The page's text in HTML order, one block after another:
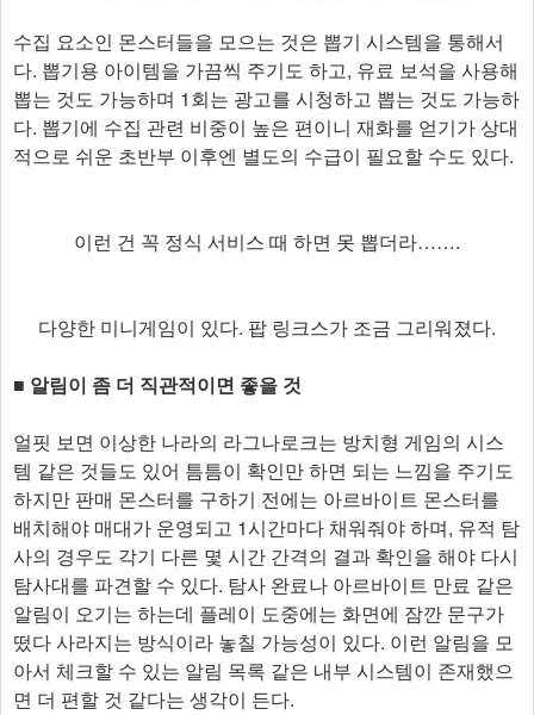
수집 요소인 몬스터들을 모으는 것은 뽑기 시스템을 통해서
다. 뽑기용 아이템을 가끔씩 주기도 하고, 유료 보석을 사용해
뽑는 것도 가능하며 1회는 광고를 시청하고 뽑는 것도 가능하
다. 뽑기에 수집 관련 비중이 높은 편이니 재화를 얻기가 상대
적으로 쉬운 초반부 이후엔 별도의 수급이 필요할 수도 있다.
이런 건 꼭 정식 서비스 때 하면 못 뽑더라…….
다양한 미니게임이 있다. 팝 링크스가 조금 그리워졌다.
■ 알림이 좀 더 직관적이면 좋을 것
얼핏 보면 이상한 나라의 라그나로크는 방치형 게임의 시스
템 같은 것들도 있어 틈틈이 확인만 하면 되는 느낌을 주기도
하지만 판매 몬스터를 구하기 전에는 아르바이트 몬스터를
배치해야 매대가 운영되고 1시간마다 채워줘야 하며, 유적 탐
사의 경우도 각기 다른 몇 시간 간격의 결과 확인을 해야 다시
탐사대를 파견할 수 있다. 탐사 완료나 아르바이트 만료 같은
알림이 오기는 하는데 플레이 도중에는 화면에 잠깐 문구가
떴다 사라지는 방식이라 놓칠 가능성이 있다. 이런 알림을 모
아서 체크할 수 있는 알림 목록 같은 내부 시스템이 존재했으
면 더 편할 것 같다는 생각이 든다.